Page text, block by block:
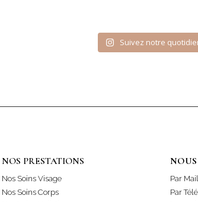
Suivez notre
NOS PRESTATIONS
Nos Soins Visage
Nos Soins Corps
Par Mail
Par